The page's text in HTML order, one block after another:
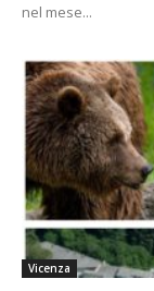
nel mese...
Vicenza